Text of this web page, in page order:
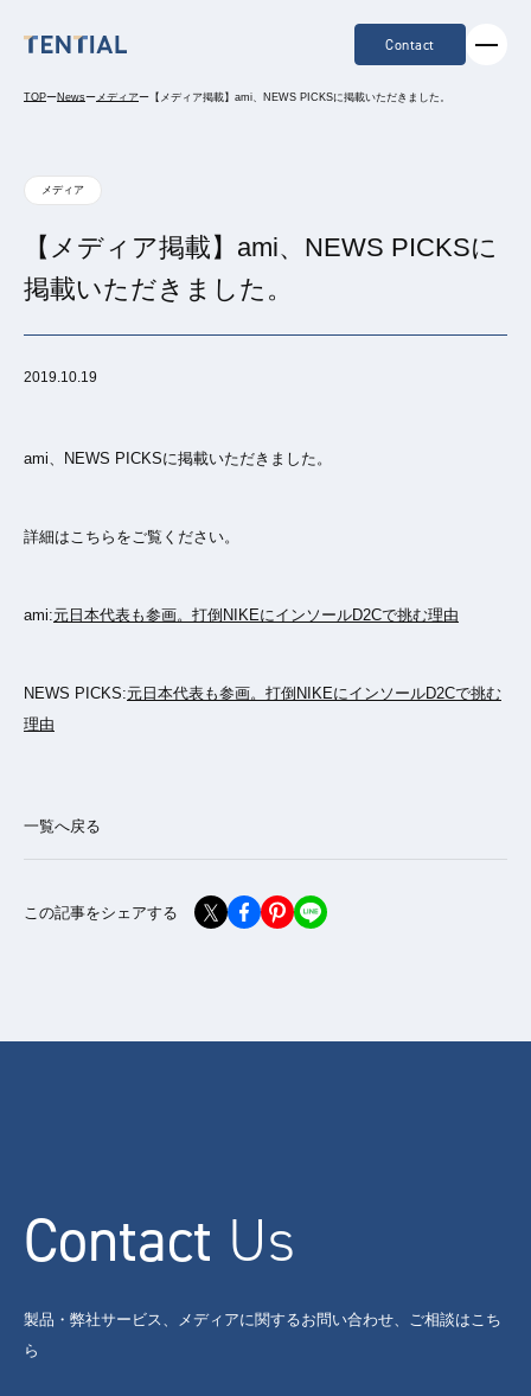
Contact
TOPーNewsーメディアー 【メディア掲載】ami、NEWS PICKSに掲載いただきました。
メディア
【メディア掲載】ami、NEWS PICKSに
掲載いただきました。
2019.10.19
ami、NEWS PICKSに掲載いただきました。
詳細はこちらをご覧ください。
ami:元日本代表も参画。打倒NIKEにインソールD2Cで挑む理由
NEWS PICKS:元日本代表も参画。打倒NIKEにインソールD2Cで挑む
理由
一覧へ戻る
この記事をシェアする
Contact Us
製品・弊社サービス、メディアに関するお問い合わせ、ご相談はこち
ら